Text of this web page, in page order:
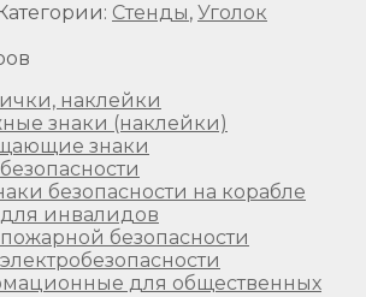
Категории: Стенды, Уголок
наклейки
знаки (наклейки)
знаки
безопасности на корабле
инвалидов
безопасности
для общественных